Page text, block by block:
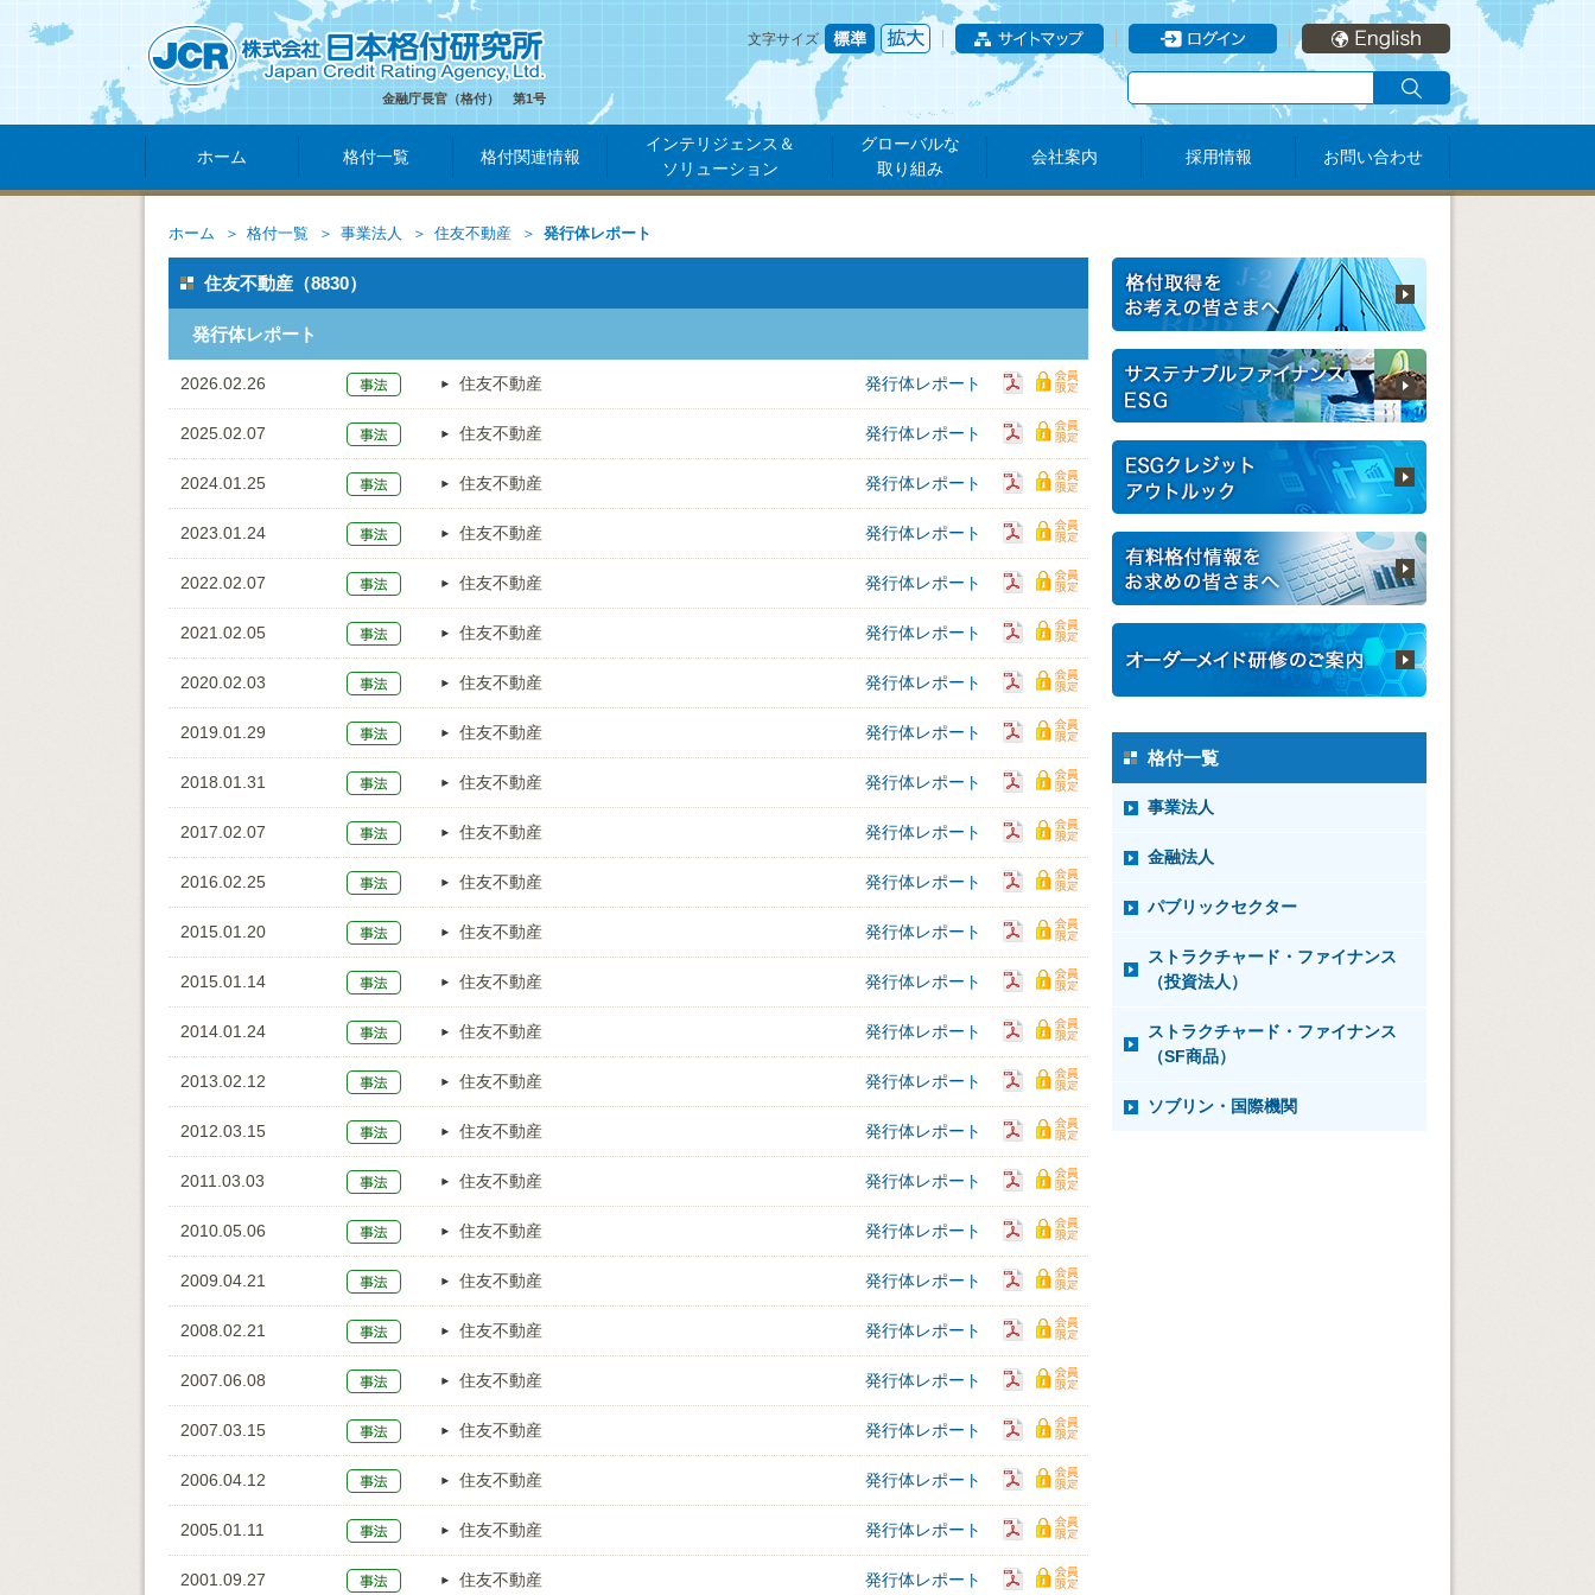
金融庁長官（格付） 第1号
文字サイズ
ホーム 格付一覧 格付関連情報
インテリジェンス＆
ソリューション
グローバルな
取り組み
会社案内 採用情報 お問い合わせ
ホーム 格付一覧 事業法人 住友不動産 発行体レポート
住友不動産（8830）
発行体レポート
2026.02.26 住友不動産 発行体レポート
2025.02.07 住友不動産 発行体レポート
2024.01.25 住友不動産 発行体レポート
2023.01.24 住友不動産 発行体レポート
2022.02.07 住友不動産 発行体レポート
2021.02.05 住友不動産 発行体レポート
2020.02.03 住友不動産 発行体レポート
2019.01.29 住友不動産 発行体レポート
2018.01.31 住友不動産 発行体レポート
2017.02.07 住友不動産 発行体レポート
2016.02.25 住友不動産 発行体レポート
2015.01.20 住友不動産 発行体レポート
2015.01.14 住友不動産 発行体レポート
2014.01.24 住友不動産 発行体レポート
2013.02.12 住友不動産 発行体レポート
2012.03.15 住友不動産 発行体レポート
2011.03.03 住友不動産 発行体レポート
2010.05.06 住友不動産 発行体レポート
2009.04.21 住友不動産 発行体レポート
2008.02.21 住友不動産 発行体レポート
2007.06.08 住友不動産 発行体レポート
2007.03.15 住友不動産 発行体レポート
2006.04.12 住友不動産 発行体レポート
2005.01.11 住友不動産 発行体レポート
2001.09.27 住友不動産 発行体レポート
格付一覧
事業法人
金融法人
パブリックセクター
ストラクチャード・ファイナンス
（投資法人）
ストラクチャード・ファイナンス
（SF商品）
ソブリン・国際機関